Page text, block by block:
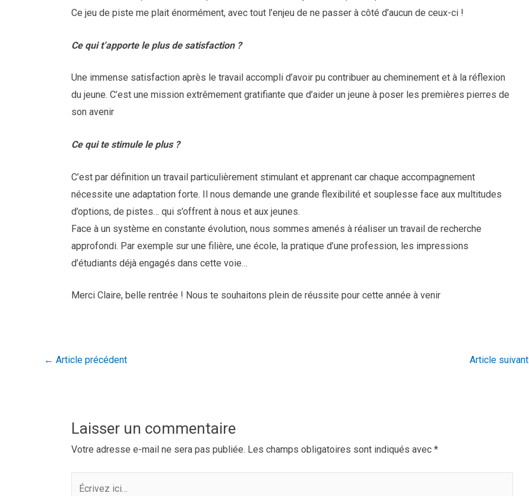
Ce jeu de piste me plait énormément, avec tout l’enjeu de ne passer à côté d’aucun de ceux-ci !
Ce qui t’apporte le plus de satisfaction ?
Une immense satisfaction après le travail accompli d’avoir pu contribuer au cheminement et à la réflexion
du jeune. C’est une mission extrêmement gratifiante que d’aider un jeune à poser les premières pierres de
son avenir
Ce qui te stimule le plus ?
C’est par définition un travail particulièrement stimulant et apprenant car chaque accompagnement
nécessite une adaptation forte. Il nous demande une grande flexibilité et souplesse face aux multitudes
d’options, de pistes… qui s’offrent à nous et aux jeunes.
Face à un système en constante évolution, nous sommes amenés à réaliser un travail de recherche
approfondi. Par exemple sur une filière, une école, la pratique d’une profession, les impressions
d’étudiants déjà engagés dans cette voie…
Merci Claire, belle rentrée ! Nous te souhaitons plein de réussite pour cette année à venir
← Article précédent Article suivant
Laisser un commentaire
Votre adresse e-mail ne sera pas publiée. Les champs obligatoires sont indiqués avec *
Écrivez